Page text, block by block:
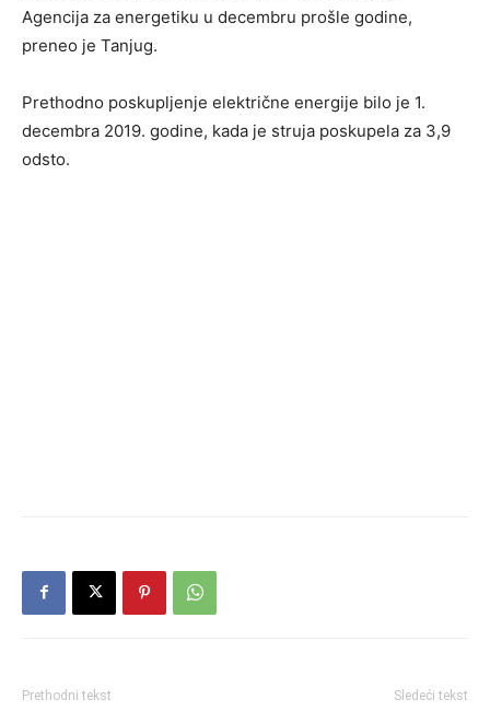
Agencija za energetiku u decembru prošle godine,
preneo je Tanjug.
Prethodno poskupljenje električne energije bilo je 1.
decembra 2019. godine, kada je struja poskupela za 3,9
odsto.
Prethodni tekst Sledeći tekst